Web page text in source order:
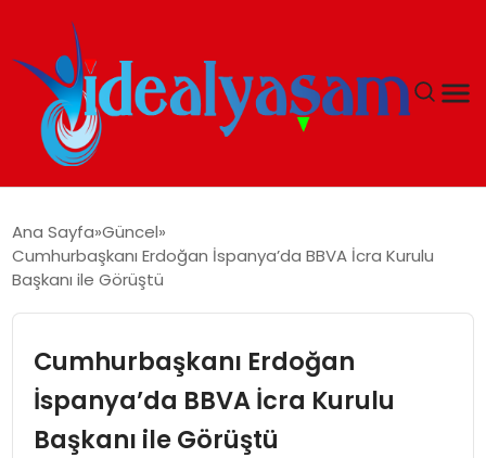
GÜNDEM
İDEAL YAŞAM
İDEAL SPOR
Ana Sayfa Güncel
Cumhurbaşkanı Erdoğan İspanya’da BBVA İcra Kurulu
Başkanı ile Görüştü
Cumhurbaşkanı Erdoğan
İspanya’da BBVA İcra Kurulu
Başkanı ile Görüştü